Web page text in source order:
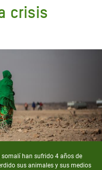
crisis
somalí han sufrido 4 años de
sus animales y sus medios